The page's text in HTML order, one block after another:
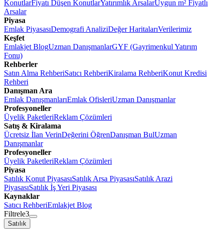
KonutlarFiyatı Düşen KonutlarYatırımlık ArsalarUygun m² Fiyatlı
Arsalar
Piyasa
Emlak PiyasasıDemografi AnaliziDeğer HaritalarıVerilerimiz
Keşfet
Emlakjet BlogUzman DanışmanlarGYF (Gayrimenkul Yatırım
Fonu)
Rehberler
Satın Alma RehberiSatıcı RehberiKiralama RehberiKonut Kredisi
Rehberi
Danışman Ara
Emlak DanışmanlarıEmlak OfisleriUzman Danışmanlar
Profesyoneller
Üyelik PaketleriReklam Çözümleri
Satış & Kiralama
Ücretsiz İlan VerinDeğerini ÖğrenDanışman BulUzman
Danışmanlar
Profesyoneller
Üyelik PaketleriReklam Çözümleri
Piyasa
Satılık Konut PiyasasıSatılık Arsa PiyasasıSatılık Arazi
PiyasasıSatılık İş Yeri Piyasası
Kaynaklar
Satıcı RehberiEmlakjet Blog
Filtrele3
Satılık